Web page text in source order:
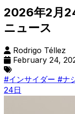
2026年2月
ニュース
Rodrigo Téllez
February 24,
#インサイダー #ナ
24日